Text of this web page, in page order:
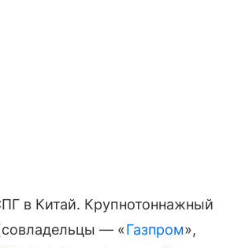
в Китай. Крупнотоннажный
— «Газпром»,